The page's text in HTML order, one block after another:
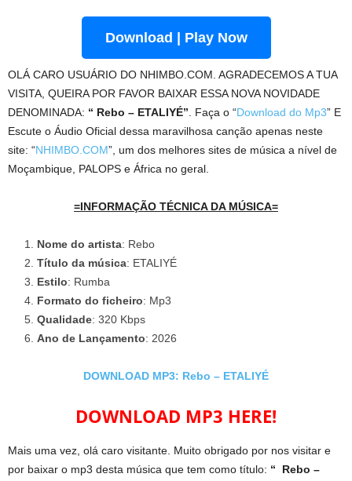
Download | Play Now
OLÁ CARO USUÁRIO DO NHIMBO.COM. AGRADECEMOS A TUA
VISITA, QUEIRA POR FAVOR BAIXAR ESSA NOVA NOVIDADE
DENOMINADA: “ Rebo – ETALIYÉ” . Faça o “Download do Mp3” E
Escute o Áudio Oficial dessa maravilhosa canção apenas neste
site: “NHIMBO.COM”, um dos melhores sites de música a nível de
Moçambique, PALOPS e África no geral.
=INFORMAÇÃO TÉCNICA DA MÚSICA=
Nome do artista: Rebo
Título da música: ETALIYÉ
Estilo: Rumba
Formato do ficheiro: Mp3
Qualidade: 320 Kbps
Ano de Lançamento: 2026
DOWNLOAD MP3: Rebo – ETALIYÉ
DOWNLOAD MP3 HERE!
Mais uma vez, olá caro visitante. Muito obrigado por nos visitar e
por baixar o mp3 desta música que tem como título: “ Rebo –